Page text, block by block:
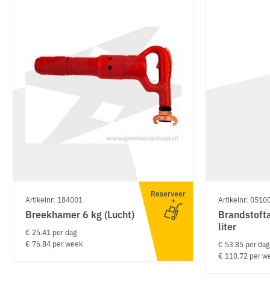
Artikelnr: 184001
Breekhamer 6 kg (Lucht)
€ 25.41 per dag
€ 76.84 per week
Reserveer
Artikelnr:
liter
€ 53.85 per dag
€ 110.72 per